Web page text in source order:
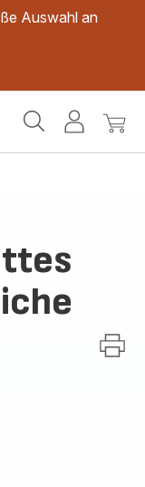
Auswahl an
Mein
Mein